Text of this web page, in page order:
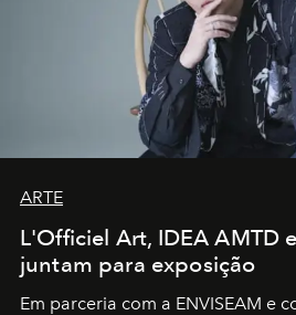
ARTE
L'Officiel Art, IDEA AMTD
juntam para exposição
Em parceria com a ENVISEAM e